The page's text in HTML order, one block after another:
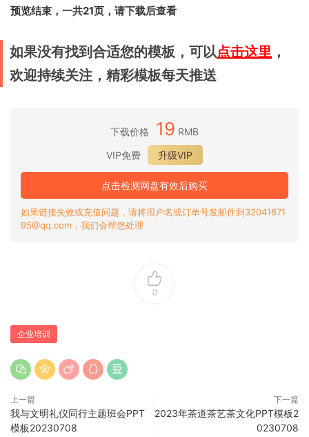
预览结束，一共21页，请下载后查看
如果没有找到合适您的模板，可以点击这里 ，
欢迎持续关注，精彩模板每天推送
下载价格 19 RMB
VIP免费
升级VIP
点击检测网盘有效后购买
如果链接失效或充值问题，请将用户名或订单号发邮件到32041671
95@qq.com，我们会帮您处理
0
企业培训
上一篇
我与文明礼仪同行主题班会PPT
模板20230708
下一篇
2023年茶道茶艺茶文化PPT模板2
0230708